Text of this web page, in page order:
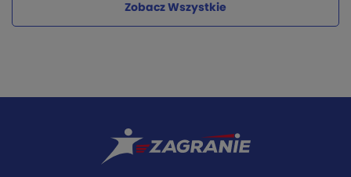
Zobacz Wszystkie